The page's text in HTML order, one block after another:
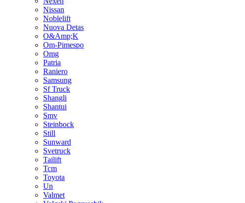
Nissan
Noblelift
Nuova Detas
O&Amp;K
Om-Pimespo
Omg
Patria
Raniero
Samsung
Sf Truck
Shangli
Shantui
Smv
Steinbock
Still
Sunward
Svetruck
Tailift
Tcm
Toyota
Un
Valmet